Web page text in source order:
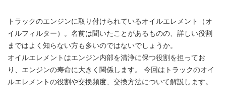
トラックのエンジンに取り付けられているオイルエレメント（オ
イルフィルター）。名前は聞いたことがあるものの、詳しい役割
まではよく知らない方も多いのではないでしょうか。
オイルエレメントはエンジン内部を清浄に保つ役割を担ってお
り、エンジンの寿命に大きく関係します。 今回はトラックのオイ
ルエレメントの役割や交換頻度、交換方法について解説します。